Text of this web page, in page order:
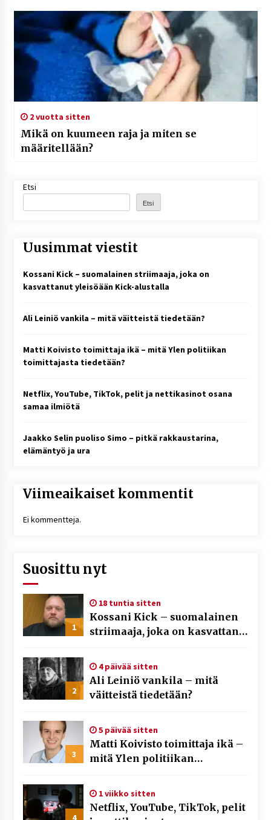
2 vuotta sitten
Mikä on kuumeen raja ja miten se
määritellään?
Etsi
Etsi
Uusimmat viestit
Kossani Kick – suomalainen striimaaja, joka on
kasvattanut yleisöään Kick-alustalla
Ali Leiniö vankila – mitä väitteistä tiedetään?
Matti Koivisto toimittaja ikä – mitä Ylen politiikan
toimittajasta tiedetään?
Netflix, YouTube, TikTok, pelit ja nettikasinot osana
samaa ilmiötä
Jaakko Selin puoliso Simo – pitkä rakkaustarina,
elämäntyö ja ura
Viimeaikaiset kommentit
Ei kommentteja.
Suosittu nyt
1
18 tuntia sitten
Kossani Kick – suomalainen
striimaaja, joka on kasvattanut
2
4 päivää sitten
Ali Leiniö vankila – mitä
väitteistä tiedetään?
3
5 päivää sitten
Matti Koivisto toimittaja ikä –
mitä Ylen politiikan
4
1 viikko sitten
Netflix, YouTube, TikTok, pelit